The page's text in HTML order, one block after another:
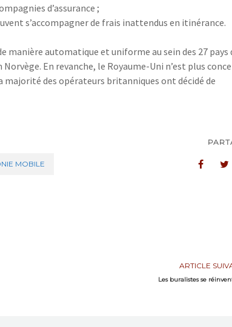
d’assurance ;
s’accompagner de frais inattendus en itinérance.
manière automatique et uniforme au sein des 27 pays
En revanche, le Royaume-Uni n’est plus
des opérateurs britanniques ont décidé de
MOBILE
ARTICLE
Les buralistes se